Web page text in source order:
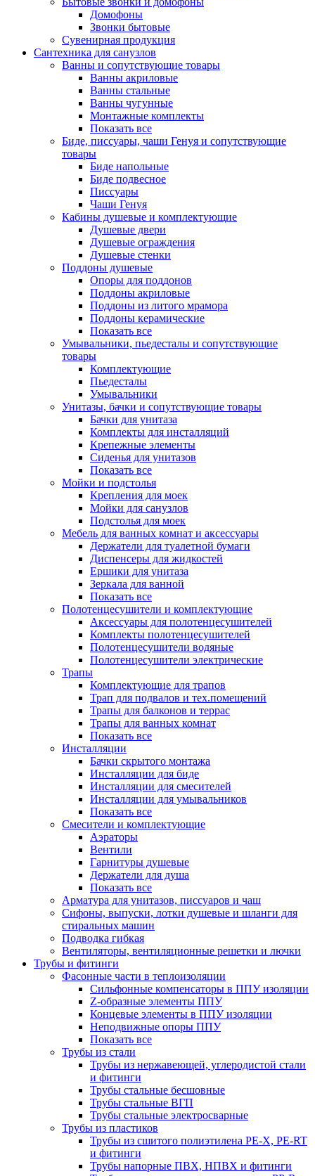
Домофоны
Звонки бытовые
Сувенирная продукция
Сантехника для санузлов
Ванны и сопутствующие товары
Ванны акриловые
Ванны стальные
Ванны чугунные
Монтажные комплекты
Показать все
Биде, писсуары, чаши Генуя и сопутствующие
товары
Биде напольные
Биде подвесное
Писсуары
Чаши Генуя
Кабины душевые и комплектующие
Душевые двери
Душевые ограждения
Душевые стенки
Поддоны душевые
Опоры для поддонов
Поддоны акриловые
Поддоны из литого мрамора
Поддоны керамические
Показать все
Умывальники, пьедесталы и сопутствующие
товары
Комплектующие
Пьедесталы
Умывальники
Унитазы, бачки и сопутствующие товары
Бачки для унитаза
Комплекты для инсталляций
Крепежные элементы
Сиденья для унитазов
Показать все
Мойки и подстолья
Крепления для моек
Мойки для санузлов
Подстолья для моек
Мебель для ванных комнат и аксессуары
Держатели для туалетной бумаги
Диспенсеры для жидкостей
Ершики для унитаза
Зеркала для ванной
Показать все
Полотенцесушители и комплектующие
Аксессуары для полотенцесушителей
Комплекты полотенцесушителей
Полотенцесушители водяные
Полотенцесушители электрические
Трапы
Комплектующие для трапов
Трап для подвалов и тех.помещений
Трапы для балконов и террас
Трапы для ванных комнат
Показать все
Инсталляции
Бачки скрытого монтажа
Инсталляции для биде
Инсталляции для смесителей
Инсталляции для умывальников
Показать все
Смесители и комплектующие
Аэраторы
Вентили
Гарнитуры душевые
Держатели для душа
Показать все
Арматура для унитазов, писсуаров и чаш
Сифоны, выпуски, лотки душевые и шланги для
стиральных машин
Подводка гибкая
Вентиляторы, вентиляционные решетки и лючки
Трубы и фитинги
Фасонные части в теплоизоляции
Cильфонные компенсаторы в ППУ изоляции
Z-образные элементы ППУ
Концевые элементы в ППУ изоляции
Неподвижные опоры ППУ
Показать все
Трубы из стали
Трубы из нержавеющей, углеродистой стали
и фитинги
Трубы стальные бесшовные
Трубы стальные ВГП
Трубы стальные электросварные
Трубы из пластиков
Трубы из сшитого полиэтилена PE-X, PE-RT
и фитинги
Трубы напорные ПВХ, НПВХ и фитинги